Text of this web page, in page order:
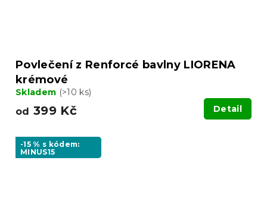
Povlečení z Renforcé bavlny LIORENA
krémové
Skladem (>10 ks)
od 399 Kč Detail
-15 % s kódem:
MINUS15